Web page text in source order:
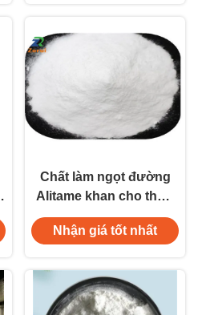
Chất làm ngọt đường
Alitame khan cho thực
phẩm CAS 80863-62-3
Nhận giá tốt nhất